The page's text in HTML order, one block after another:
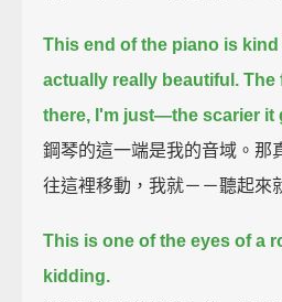
This end of the piano is kind
actually really beautiful. The
there, I'm just—the scarier it
鋼琴的這一端是我的音域。那
往這裡移動，我就－－聽起來
This is one of the eyes of a
kidding.